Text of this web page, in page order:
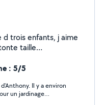
d trois enfants, j aime
taille
à venir m occuper
: 5/5
Il y a environ
un jardinage